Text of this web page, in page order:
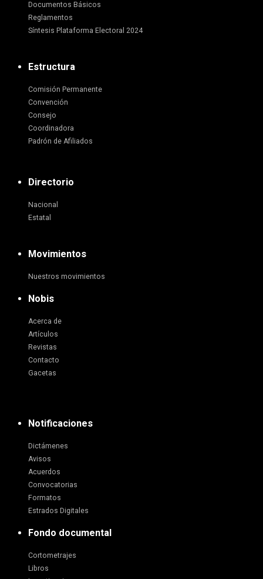
Documentos Básicos
Reglamentos
Síntesis Plataforma Electoral 2024
Estructura
Comisión Permanente
Convención
Consejo
Coordinadora
Padrón de Afiliados
Directorio
Nacional
Estatal
Movimientos
Nuestros movimientos
Nobis
Acerca de
Artículos
Revistas
Contacto
Gacetas
Notificaciones
Dictámenes
Avisos
Acuerdos
Convocatorias
Formatos
Estrados Digitales
Fondo documental
Cortometrajes
Libros